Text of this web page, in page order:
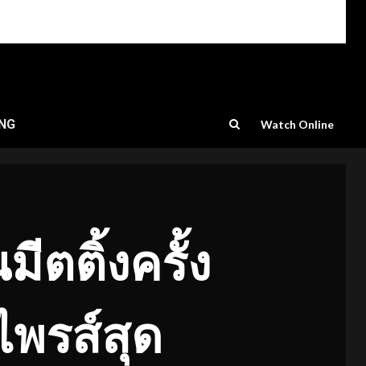
Watch Online
ตติ้งครั้ง
พรส์สุด